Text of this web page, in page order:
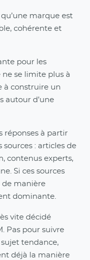
marque est
cohérente et
pour les
ne se limite plus à
à construire un
autour d’une
réponses à partir
sources : articles de
contenus experts,
Si ces sources
de manière
dominante.
vite décidé
Pas pour suivre
sujet tendance,
déjà la manière